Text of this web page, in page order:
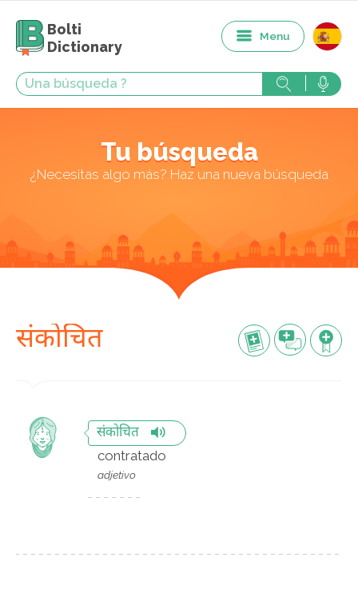
Bolti
Dictionary
Menu
Tu búsqueda
¿Necesitas algo más? Haz una nueva búsqueda
संकोचित
संकोचित
contratado
adjetivo